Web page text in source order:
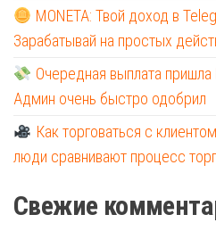
MONETA: Твой доход в
Зарабатывай на простых
Очередная выплата
Админ очень быстро одобрил
Как торговаться с
люди сравнивают процесс
Свежие